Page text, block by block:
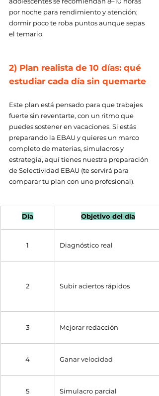
por noche para rendimiento y atención;
dormir poco te roba puntos aunque sepas
el temario.
2) Plan realista de 10 días: qué
estudiar cada día sin quemarte
Este plan está pensado para que trabajes
fuerte sin reventarte, con un ritmo que
puedes sostener en vacaciones. Si estás
preparando la EBAU y quieres un marco
completo de materias, simulacros y
estrategia, aquí tienes nuestra preparación
de Selectividad EBAU (te servirá para
comparar tu plan con uno profesional).
Día Objetivo del día
1 Diagnóstico real
2 Subir aciertos rápidos
3 Mejorar redacción
4 Ganar velocidad
5 Simulacro parcial